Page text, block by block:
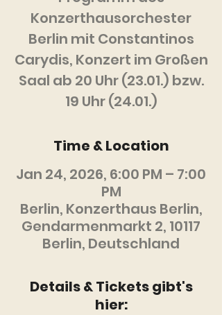
Konzerthausorchester
Berlin mit Constantinos
Carydis, Konzert im Großen
Saal ab 20 Uhr (23.01.) bzw.
19 Uhr (24.01.)
Time & Location
Jan 24, 2026, 6:00 PM – 7:00
PM
Berlin, Konzerthaus Berlin,
Gendarmenmarkt 2, 10117
Berlin, Deutschland
Details & Tickets gibt's
hier: